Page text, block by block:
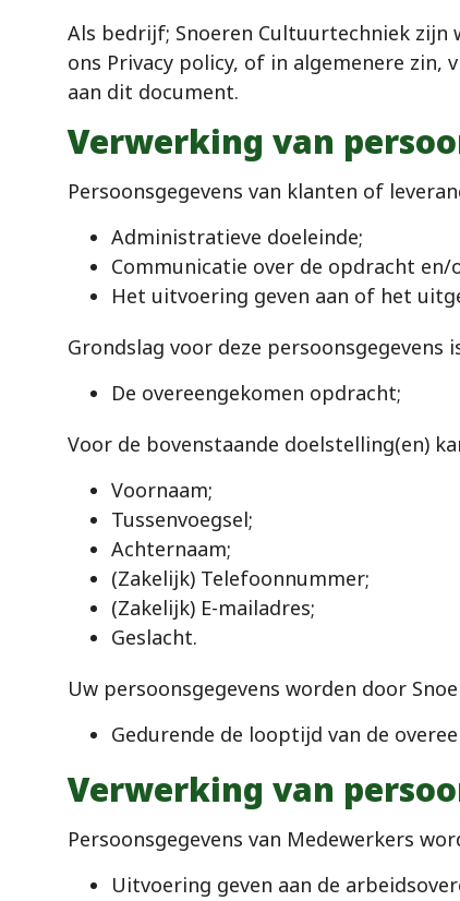
Als bedrijf; Snoeren Cultuurtechniek zijn
ons Privacy policy, of in algemenere
aan dit document.
Verwerking van
Persoonsgegevens van klanten of
Administratieve doeleinde;
Communicatie over de opdracht
Het uitvoering geven aan of het
Grondslag voor deze persoonsgegevens
De overeengekomen opdracht;
Voor de bovenstaande doelstelling(en)
Voornaam;
Tussenvoegsel;
Achternaam;
(Zakelijk) Telefoonnummer;
(Zakelijk) E-mailadres;
Geslacht.
Uw persoonsgegevens worden door
Gedurende de looptijd van de
Verwerking van
Persoonsgegevens van Medewerkers
Uitvoering geven aan de